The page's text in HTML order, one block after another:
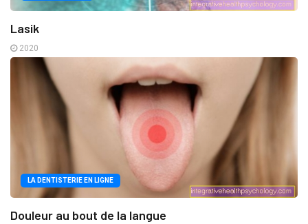
Lasik
2020
LA DENTISTERIE EN LIGNE
Douleur au bout de la langue